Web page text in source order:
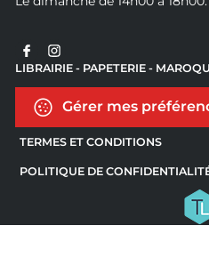
LIBRAIRIE - PAPETERIE -
Gérer mes
TERMES ET CONDITIONS
POLITIQUE DE